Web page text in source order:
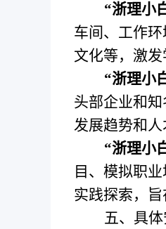
“浙理小
车间、工作
文化等，激发
“浙理小
头部企业和
发展趋势和人
“浙理小
目、模拟职
实践探索，
五、具